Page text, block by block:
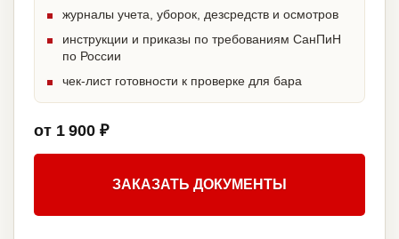
журналы учета, уборок, дезсредств и осмотров
инструкции и приказы по требованиям СанПиН
по России
чек-лист готовности к проверке для бара
от 1 900 ₽
ЗАКАЗАТЬ ДОКУМЕНТЫ